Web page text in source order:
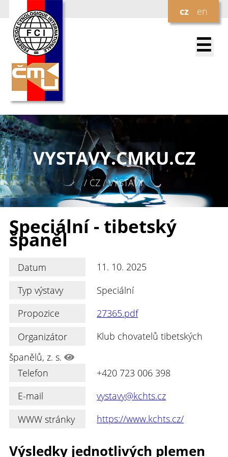
cz en
☰
VYSTAVY.CMKU.CZ
/ CZ / VÝSTAVY
Speciální - tibetský
španěl
Datum
11. 10. 2025
Typ výstavy
Speciální
Propozice
27365.pdf
Organizátor
Klub chovatelů tibetských
španělů, z. s.
Telefon
+420 723 006 398
E-mail
vystavy@kchts.cz
WWW stránky
https://www.kchts.cz/
Výsledky jednotlivých plemen